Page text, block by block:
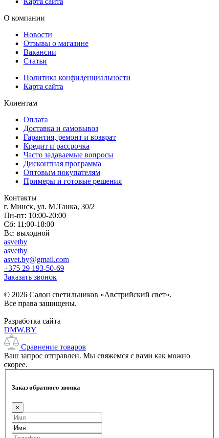
О компании
Новости
Отзывы о магазине
Вакансии
Статьи
Политика конфиденциальности
Карта сайта
Клиентам
Оплата
Доставка и самовывоз
Гарантия, ремонт и возврат
Кредит и рассрочка
Часто задаваемые вопросы
Дисконтная программа
Оптовым покупателям
Примеры и готовые решения
Контакты
г. Минск, ул. М.Танка, 30/2
Пн-пт: 10:00-20:00
Сб: 11:00-18:00
Вс: выходной
asvetby
asvetby
asvet.by@gmail.com
+375 29 193-50-69
Заказать звонок
© 2026 Салон светильников «Австрийский свет».
Все права защищены.
Разработка сайта
DMW.BY
Сравнение товаров
Ваш запрос отправлен. Мы свяжемся с вами как можно
скорее.
Заказ обратного звонка
×